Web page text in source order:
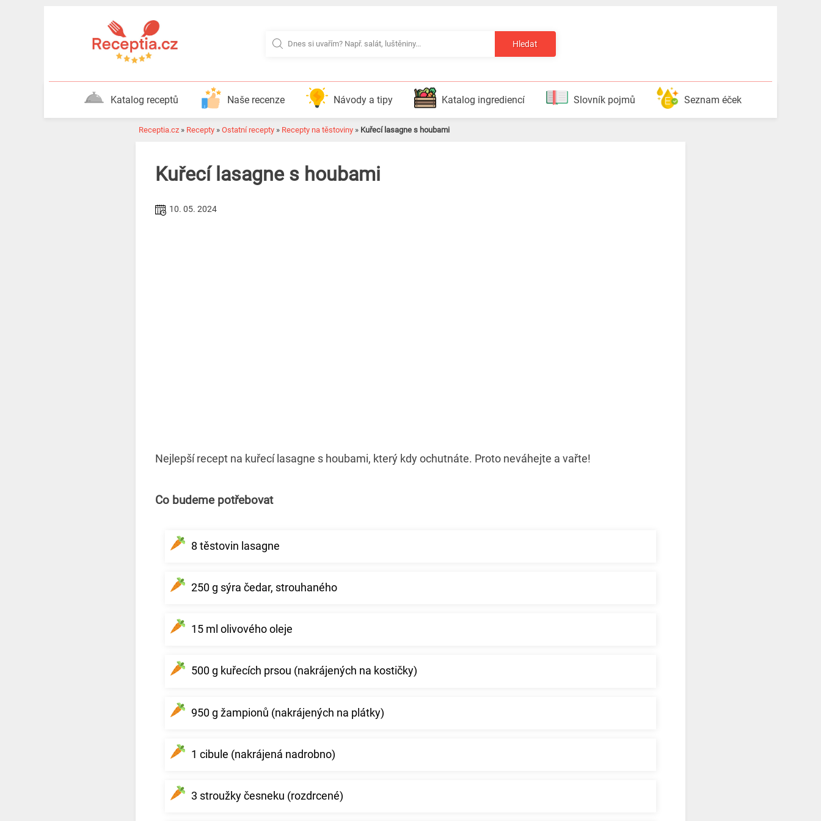
Hledat
Katalog receptů Naše recenze Návody a tipy Katalog ingrediencí Slovník pojmů Seznam éček
Receptia.cz » Recepty » Ostatní recepty » Recepty na těstoviny » Kuřecí lasagne s houbami
Kuřecí lasagne s houbami
10. 05. 2024
Nejlepší recept na kuřecí lasagne s houbami, který kdy ochutnáte. Proto neváhejte a vařte!
Co budeme potřebovat
8 těstovin lasagne
250 g sýra čedar, strouhaného
15 ml olivového oleje
500 g kuřecích prsou (nakrájených na kostičky)
950 g žampionů (nakrájených na plátky)
1 cibule (nakrájená nadrobno)
3 stroužky česneku (rozdrcené)